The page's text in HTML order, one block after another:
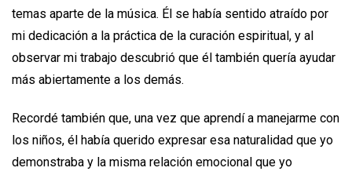
temas aparte de la música. Él se había sentido atraído por
mi dedicación a la práctica de la curación espiritual, y al
observar mi trabajo descubrió que él también quería ayudar
más abiertamente a los demás.
Recordé también que, una vez que aprendí a manejarme con
los niños, él había querido expresar esa naturalidad que yo
demonstraba y la misma relación emocional que yo